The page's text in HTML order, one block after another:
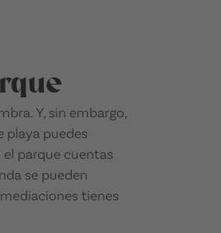
Y, sin embargo,
playa puedes
el parque cuentas
se pueden
tienes